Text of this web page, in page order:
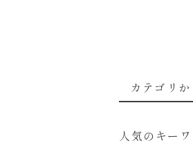
カテゴリ
野菜
なんでも
考えるな
あえるハ
あえるハ
あえるハ
人気のキー